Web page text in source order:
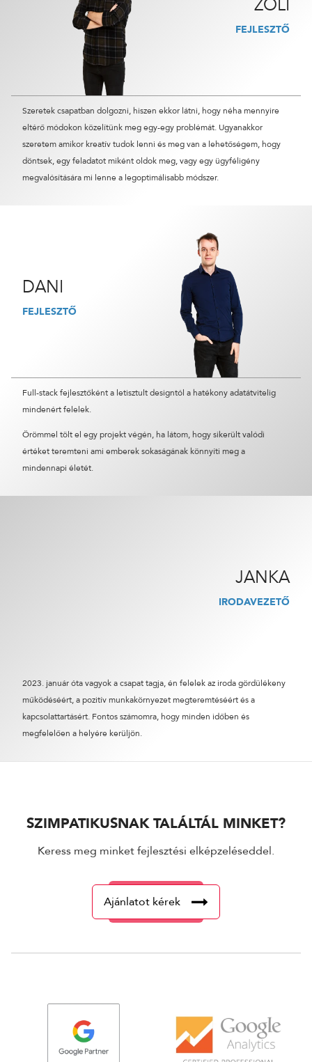
ZOLI
FEJLESZTŐ
Szeretek csapatban dolgozni, hiszen ekkor látni, hogy néha mennyire
eltérő módokon közelítünk meg egy-egy problémát. Ugyanakkor
szeretem amikor kreatív tudok lenni és meg van a lehetőségem, hogy
döntsek, egy feladatot miként oldok meg, vagy egy ügyféligény
megvalósítására mi lenne a legoptimálisabb módszer.
DANI
FEJLESZTŐ
Full-stack fejlesztőként a letisztult designtól a hatékony adatátvitelig
mindenért felelek.
Örömmel tölt el egy projekt végén, ha látom, hogy sikerült valódi
értéket teremteni ami emberek sokaságának könnyíti meg a
mindennapi életét.
JANKA
IRODAVEZETŐ
2023. január óta vagyok a csapat tagja, én felelek az iroda gördülékeny
működéséért, a pozitív munkakörnyezet megteremtéséért és a
kapcsolattartásért. Fontos számomra, hogy minden időben és
megfelelően a helyére kerüljön.
SZIMPATIKUSNAK TALÁLTÁL MINKET?
Keress meg minket fejlesztési elképzeléseddel.
Ajánlatot kérek